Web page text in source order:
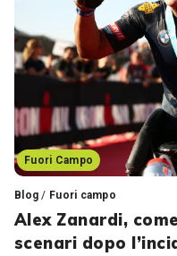
Fuori Campo
Blog / Fuori campo
Alex Zanardi,
scenari dopo